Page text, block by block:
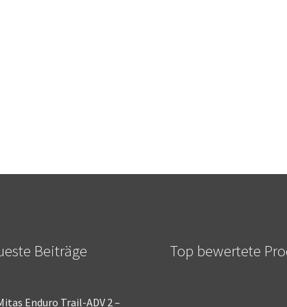
Beiträge
Enduro Trail-ADV 2 –
Top bewertete